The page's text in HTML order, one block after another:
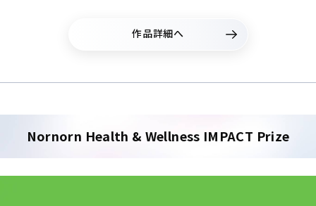
作品詳細へ
Nornorn Health & Wellness IMPACT Prize